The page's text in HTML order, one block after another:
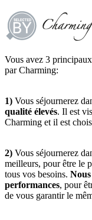
Vous avez 3
par Charming:
1) Vous séjournerez
qualité élevés. Il est
Charming et il est
2) Vous séjournerez
meilleurs, pour être le
tous vos besoins.
performances, pour
de vous garantir le